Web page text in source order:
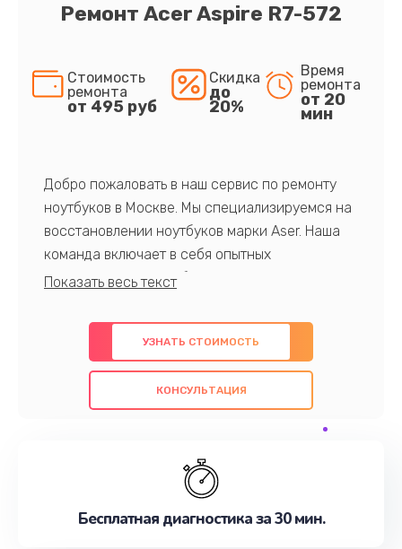
Ремонт Acer Aspire R7-572
Стоимость
ремонта
от 495 руб
Скидка
до
20%
Время
ремонта
от 20
мин
Добро пожаловать в наш сервис по ремонту
ноутбуков в Москве. Мы специализируемся на
восстановлении ноутбуков марки Aser. Наша
команда включает в себя опытных
профессионалов с обширными знаниями и
предлагаем быстрый и качественный ремонт с
использованием оригинальных компонентов, а
также гарантируем качество всех
проведенных работ. Наша цель - предоставить
наилучшим образом. Не медлите записаться на
УЗНАТЬ СТОИМОСТЬ
КОНСУЛЬТАЦИЯ
Бесплатная диагностика за 30 мин.